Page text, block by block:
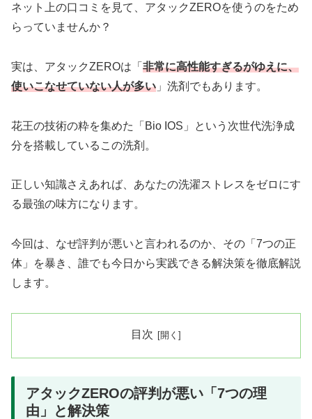
ネット上の口コミを見て、アタックZEROを使うのをため
らっていませんか？
実は、アタックZEROは「 非常に高性能すぎるがゆえに、
使いこなせていない人が多い 」洗剤でもあります。
花王の技術の粋を集めた「Bio IOS」という次世代洗浄成
分を搭載しているこの洗剤。
正しい知識さえあれば、あなたの洗濯ストレスをゼロにす
る最強の味方になります。
今回は、なぜ評判が悪いと言われるのか、その「7つの正
体」を暴き、誰でも今日から実践できる解決策を徹底解説
します。
目次
アタックZEROの評判が悪い「7つの理
由」と解決策